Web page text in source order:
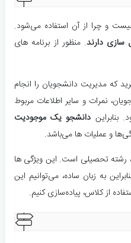
و چرا از آن استفاده می‌شود.
سازی دارند. منظور از برنامه های
که مدیریت دانشجویان را انجام
نمرات و سایر اطلاعات مربوط
بنابراین دانشجو یک موجودیت
و عملیات ها می‌باشد.
رشته تحصیلی است. این ویژگی ها
به زبان ساده،‌ می‌توانیم این